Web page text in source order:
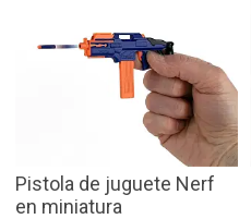
Pistola de juguete Nerf
en miniatura